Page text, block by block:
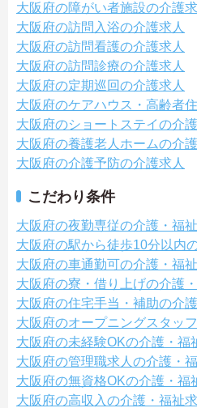
大阪府の障がい者施設の介護
大阪府の訪問入浴の介護求人
大阪府の訪問看護の介護求人
大阪府の訪問診療の介護求人
大阪府の定期巡回の介護求人
大阪府のケアハウス・高齢者
大阪府のショートステイの介
大阪府の養護老人ホームの介
大阪府の介護予防の介護求人
こだわり条件
大阪府の夜勤専従の介護・福
大阪府の駅から徒歩10分以内
大阪府の車通勤可の介護・福
大阪府の寮・借り上げの介護
大阪府の住宅手当・補助の介
大阪府のオープニングスタッ
大阪府の未経験OKの介護・福
大阪府の管理職求人の介護・
大阪府の無資格OKの介護・福
大阪府の高収入の介護・福祉